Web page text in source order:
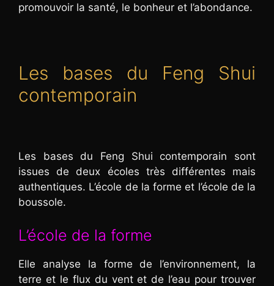
promouvoir la santé, le bonheur et l’abondance.
Les bases du Feng Shui
contemporain
Les bases du Feng Shui contemporain sont
issues de deux écoles très différentes mais
authentiques. L’école de la forme et l’école de la
boussole.
L’école de la forme
Elle analyse la forme de l’environnement, la
terre et le flux du vent et de l’eau pour trouver